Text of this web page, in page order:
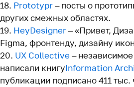
Prototypr– посты о
других смежных областях.
HeyDesigner– «Привет,
Figma, фронтенду, дизайну
UX Collective –
написали книгуInformation
публикации подписано 411 тыс.